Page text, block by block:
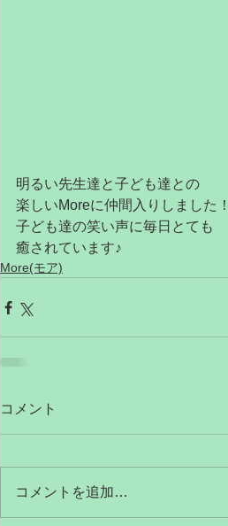
明るい先生達と子ども達との
楽しいMoreに仲間入りしました！
子ども達の笑い声に毎日とても
癒されています♪
More(モア)
コメント
コメントを追加…